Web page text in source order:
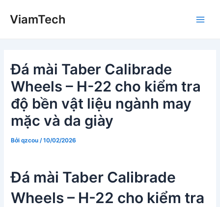
ViamTech
Đá mài Taber Calibrade
Wheels – H-22 cho kiểm tra
độ bền vật liệu ngành may
mặc và da giày
Bởiqzcou /10/02/2026
Đá mài Taber Calibrade
Wheels – H-22 cho kiểm tra